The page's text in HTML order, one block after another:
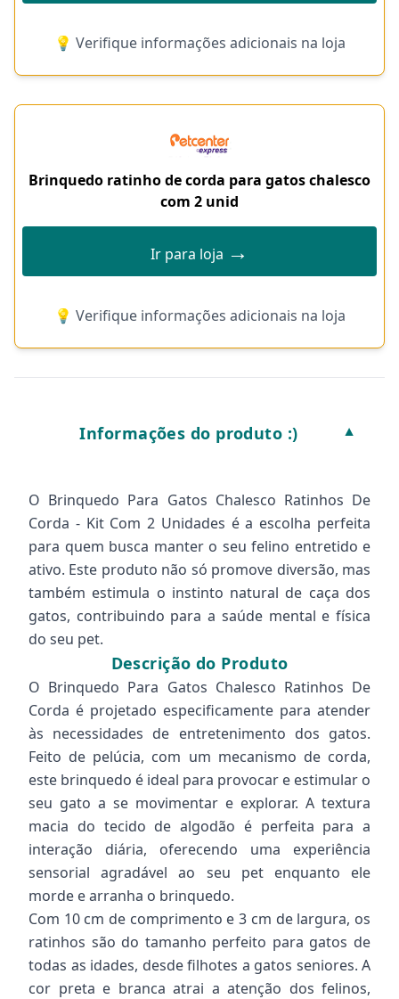
💡 Verifique informações adicionais na loja
Brinquedo ratinho de corda para gatos chalesco
com 2 unid
Ir para loja →
💡 Verifique informações adicionais na loja
Informações do produto :) ▼
O Brinquedo Para Gatos Chalesco Ratinhos De
Corda - Kit Com 2 Unidades é a escolha perfeita
para quem busca manter o seu felino entretido e
ativo. Este produto não só promove diversão, mas
também estimula o instinto natural de caça dos
gatos, contribuindo para a saúde mental e física
do seu pet.
Descrição do Produto
O Brinquedo Para Gatos Chalesco Ratinhos De
Corda é projetado especificamente para atender
às necessidades de entretenimento dos gatos.
Feito de pelúcia, com um mecanismo de corda,
este brinquedo é ideal para provocar e estimular o
seu gato a se movimentar e explorar. A textura
macia do tecido de algodão é perfeita para a
interação diária, oferecendo uma experiência
sensorial agradável ao seu pet enquanto ele
morde e arranha o brinquedo.
Com 10 cm de comprimento e 3 cm de largura, os
ratinhos são do tamanho perfeito para gatos de
todas as idades, desde filhotes a gatos seniores. A
cor preta e branca atrai a atenção dos felinos,